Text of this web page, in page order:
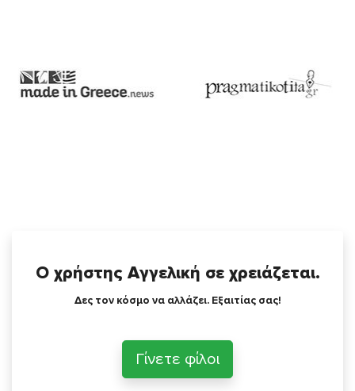
Ο χρήστης Αγγελική σε χρειάζεται.
Δες τον κόσμο να αλλάζει. Εξαιτίας σας!
Γίνετε φίλοι